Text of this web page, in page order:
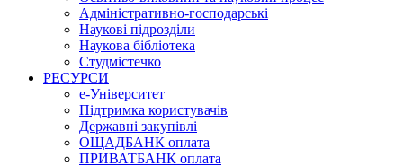
Адміністративно-господарські
Наукові підрозділи
Наукова бібліотека
Студмістечко
РЕСУРСИ
е-Університет
Підтримка користувачів
Державні закупівлі
ОЩАДБАНК оплата
ПРИВАТБАНК оплата